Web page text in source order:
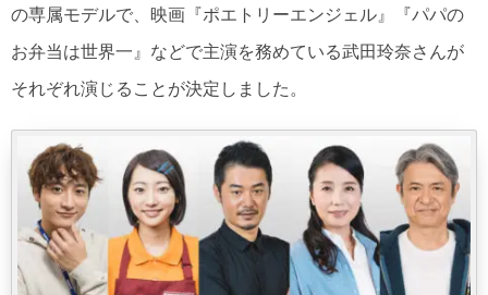
の専属モデルで、映画『ポエトリーエンジェル』『パパの
お弁当は世界一』などで主演を務めている武田玲奈さんが
それぞれ演じることが決定しました。